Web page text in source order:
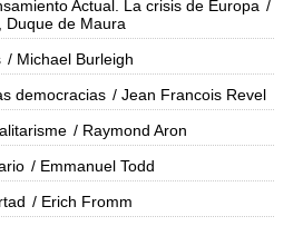
Actual. La crisis de Europa /
Duque de Maura
/ Michael Burleigh
democracias / Jean Francois Revel
/ Raymond Aron
/ Emmanuel Todd
/ Erich Fromm